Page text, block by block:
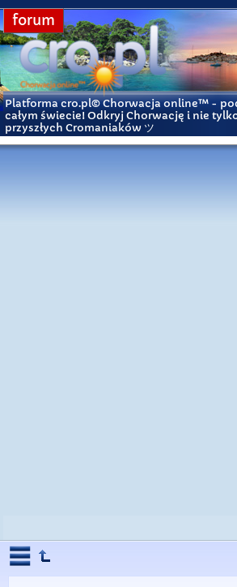
forum
Platforma cro.pl© Chorwacja online™ -
całym świecie! Odkryj Chorwację i nie
przyszłych Cromaniaków ツ